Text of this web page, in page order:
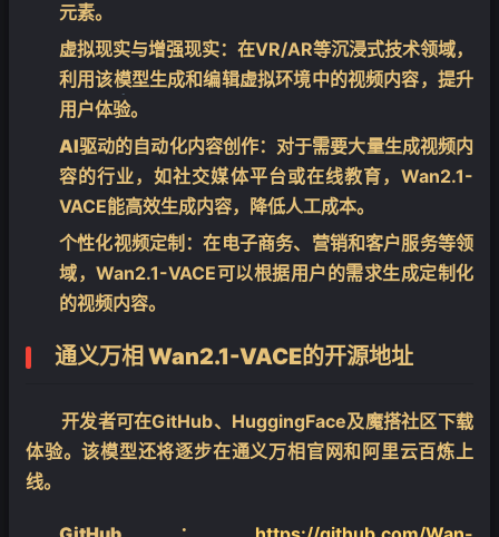
元素。
虚拟现实与增强现实：在VR/AR等沉浸式技术领域，
利用该模型生成和编辑虚拟环境中的视频内容，提升
用户体验。
AI驱动的自动化内容创作：对于需要大量生成视频内
容的行业，如社交媒体平台或在线教育，Wan2.1-
VACE能高效生成内容，降低人工成本。
个性化视频定制 ：在电子商务、营销和客户服务等领
域，Wan2.1-VACE可以根据用户的需求生成定制化
的视频内容。
通义万相 Wan2.1-VACE的开源地址
开发者可在GitHub、HuggingFace及魔搭社区下载
体验。该模型还将逐步在通义万相官网和阿里云百炼上
线。